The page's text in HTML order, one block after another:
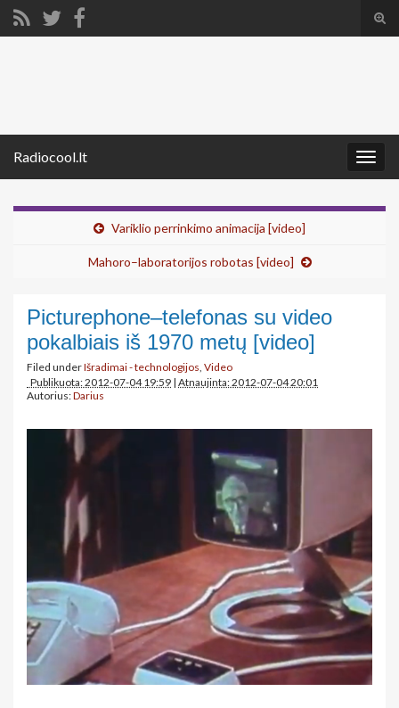
Radiocool.lt
Variklio perrinkimo animacija [video]
Mahoro–laboratorijos robotas [video]
Picturephone–telefonas su video
pokalbiais iš 1970 metų [video]
Filed underIšradimai - technologijos, Video
Publikuota: 2012-07-04 19:59 | Atnaujinta: 2012-07-04 20:01
Autorius:Darius